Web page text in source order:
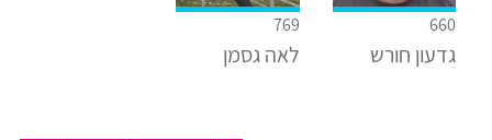
660
גדעון חורש
769
לאה גסמן